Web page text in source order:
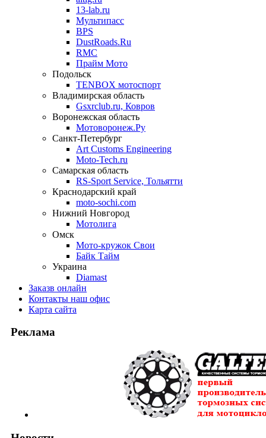
13-lab.ru
Мультипасс
BPS
DustRoads.Ru
RMC
Прайм Мото
Подольск
TENBOX мотоспорт
Владимирская область
Gsxrclub.ru, Ковров
Воронежская область
Мотоворонеж.Ру
Санкт-Петербург
Art Customs Engineering
Moto-Tech.ru
Самарская область
RS-Sport Service, Тольятти
Краснодарский край
moto-sochi.com
Нижний Новгород
Мотолига
Омск
Мото-кружок Свои
Байк Тайм
Украина
Diamast
Заказв онлайн
Контакты наш офис
Карта сайта
Реклама